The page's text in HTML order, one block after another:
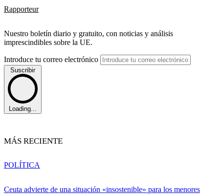
Rapporteur
Nuestro boletín diario y gratuito, con noticias y análisis
imprescindibles sobre la UE.
Introduce tu correo electrónico
Suscribir
Loading...
MÁS RECIENTE
Ceuta advierte de una situación «insostenible» para los menores
POLÍTICA